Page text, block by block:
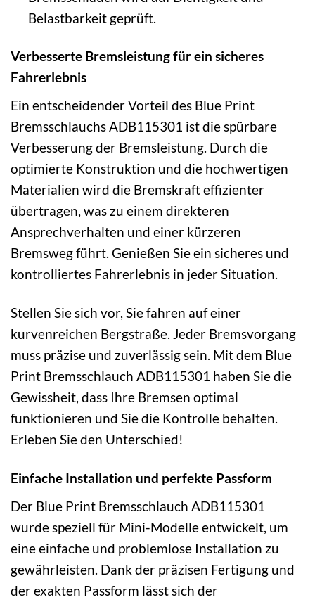
Belastbarkeit geprüft.
Verbesserte Bremsleistung für ein sicheres
Fahrerlebnis
Ein entscheidender Vorteil des Blue Print
Bremsschlauchs ADB115301 ist die spürbare
Verbesserung der Bremsleistung. Durch die
optimierte Konstruktion und die hochwertigen
Materialien wird die Bremskraft effizienter
übertragen, was zu einem direkteren
Ansprechverhalten und einer kürzeren
Bremsweg führt. Genießen Sie ein sicheres und
kontrolliertes Fahrerlebnis in jeder Situation.
Stellen Sie sich vor, Sie fahren auf einer
kurvenreichen Bergstraße. Jeder Bremsvorgang
muss präzise und zuverlässig sein. Mit dem Blue
Print Bremsschlauch ADB115301 haben Sie die
Gewissheit, dass Ihre Bremsen optimal
funktionieren und Sie die Kontrolle behalten.
Erleben Sie den Unterschied!
Einfache Installation und perfekte Passform
Der Blue Print Bremsschlauch ADB115301
wurde speziell für Mini-Modelle entwickelt, um
eine einfache und problemlose Installation zu
gewährleisten. Dank der präzisen Fertigung und
der exakten Passform lässt sich der